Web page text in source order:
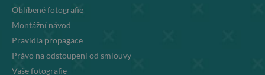
Oblíbené fotografie
Montážní návod
Pravidla propagace
Právo na odstoupení od smlouvy
Vaše fotografie